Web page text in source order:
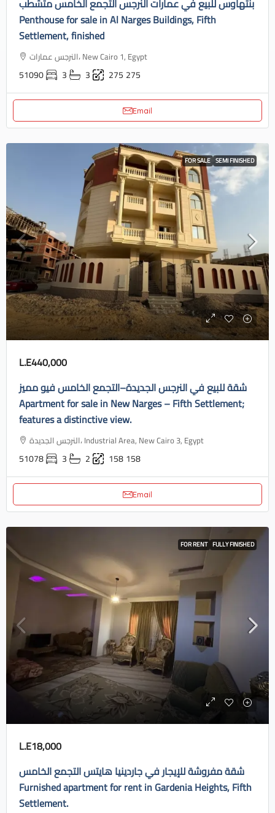
بنتهاوس للبيع في عمارات النرجس التجمع الخامس متشطب
Penthouse for sale in Al Narges Buildings, Fifth
Settlement, finished
النرجس عمارات، New Cairo 1, Egypt
51090 3 3 275 275
Email
FOR SALE SEMI FINISHED
L.E440,000
شقة للبيع في النرجس الجديدة–التجمع الخامس فيو مميز
Apartment for sale in New Narges – Fifth Settlement;
features a distinctive view.
النرجس الجديدة، Industrial Area, New Cairo 3, Egypt
51078 3 2 158158
Email
FOR RENT FULLY FINISHED
L.E18,000
شقة مفروشة للإيجار في جاردينيا هايتس التجمع الخامس
Furnished apartment for rent in Gardenia Heights, Fifth
Settlement.